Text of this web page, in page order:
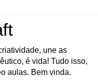
une as
é vida! Tudo isso,
aulas. Bem vinda.